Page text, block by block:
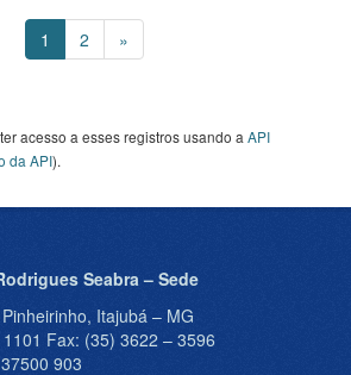
1 2 »
acesso a esses registros usando a API
da API).
Seabra – Sede
Itajubá – MG
Fax: (35) 3622 – 3596
903